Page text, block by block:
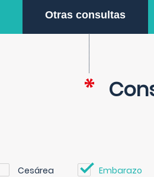
Otras consultas
Cesárea Embarazo